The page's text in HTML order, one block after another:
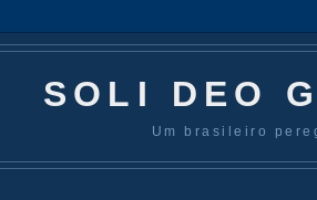
SOLI DEO
Um brasileiro